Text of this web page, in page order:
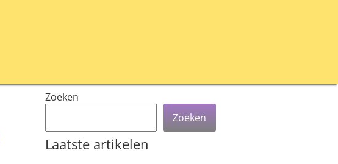
Zoeken
Zoeken
Laatste artikelen